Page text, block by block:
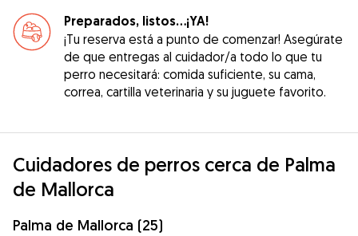
Preparados, listos...¡YA!
¡Tu reserva está a punto de comenzar! Asegúrate
de que entregas al cuidador/a todo lo que tu
perro necesitará: comida suficiente, su cama,
correa, cartilla veterinaria y su juguete favorito.
Cuidadores de perros cerca de Palma
de Mallorca
Palma de Mallorca (25)